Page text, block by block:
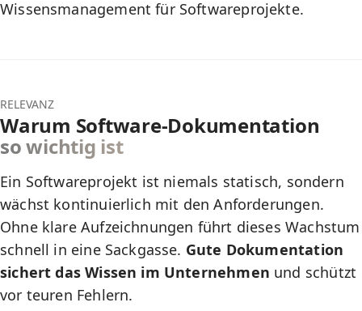
Wissensmanagement für Softwareprojekte.
RELEVANZ
Warum Software-Dokumentation
so wichtig ist
Ein Softwareprojekt ist niemals statisch, sondern
wächst kontinuierlich mit den Anforderungen.
Ohne klare Aufzeichnungen führt dieses Wachstum
schnell in eine Sackgasse. Gute Dokumentation
sichert das Wissen im Unternehmen und schützt
vor teuren Fehlern.